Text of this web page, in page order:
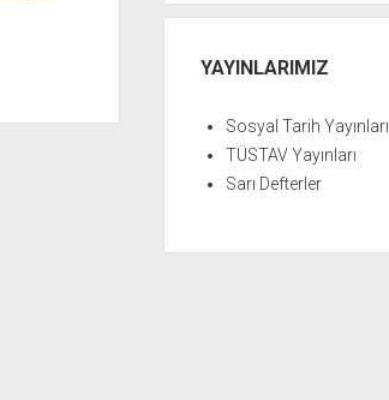
YAYINLARIMIZ
Sosyal Tarih Yayınları
TÜSTAV Yayınları
Sarı Defterler